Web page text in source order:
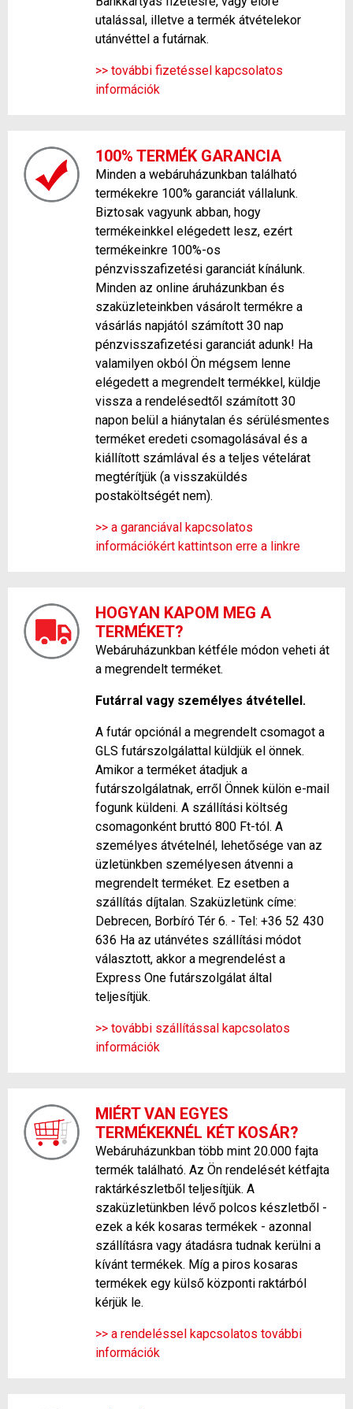
utalással, illetve a termék átvételekor
utánvéttel a futárnak.
>> további fizetéssel kapcsolatos
információk
100% TERMÉK GARANCIA
Minden a webáruházunkban található
termékekre 100% garanciát vállalunk.
Biztosak vagyunk abban, hogy
termékeinkkel elégedett lesz, ezért
termékeinkre 100%-os
pénzvisszafizetési garanciát kínálunk.
Minden az online áruházunkban és
szaküzleteinkben vásárolt termékre a
vásárlás napjától számított 30 nap
pénzvisszafizetési garanciát adunk! Ha
valamilyen okból Ön mégsem lenne
elégedett a megrendelt termékkel, küldje
vissza a rendelésedtől számított 30
napon belül a hiánytalan és sérülésmentes
terméket eredeti csomagolásával és a
kiállított számlával és a teljes vételárat
megtérítjük (a visszaküldés
postaköltségét nem).
>> a garanciával kapcsolatos
információkért kattintson erre a linkre
HOGYAN KAPOM MEG A
TERMÉKET?
Webáruházunkban kétféle módon veheti át
a megrendelt terméket.
Futárral vagy személyes átvétellel.
A futár opciónál a megrendelt csomagot a
GLS futárszolgálattal küldjük el önnek.
Amikor a terméket átadjuk a
futárszolgálatnak, erről Önnek külön e-mail
fogunk küldeni. A szállítási költség
csomagonként bruttó 800 Ft-tól. A
személyes átvételnél, lehetősége van az
üzletünkben személyesen átvenni a
megrendelt terméket. Ez esetben a
szállítás díjtalan. Szaküzletünk címe:
Debrecen, Borbíró Tér 6. - Tel: +36 52 430
636 Ha az utánvétes szállítási módot
választott, akkor a megrendelést a
Express One futárszolgálat által
teljesítjük.
>> további szállítással kapcsolatos
információk
MIÉRT VAN EGYES
TERMÉKEKNÉL KÉT KOSÁR?
Webáruházunkban több mint 20.000 fajta
termék található. Az Ön rendelését kétfajta
raktárkészletből teljesítjük. A
szaküzletünkben lévő polcos készletből -
ezek a kék kosaras termékek - azonnal
szállításra vagy átadásra tudnak kerülni a
kívánt termékek. Míg a piros kosaras
termékek egy külső központi raktárból
kérjük le.
>> a rendeléssel kapcsolatos további
információk